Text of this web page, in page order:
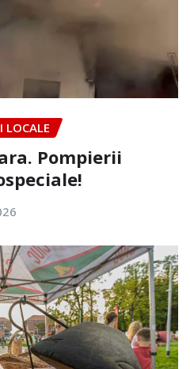
LOCALE
Pompierii